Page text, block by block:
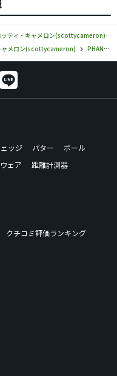
ッティ・キャメロン(scottycameron)
ャメロン(scottycameron) PHANTOM BLACK
ッジ パター
ボール
ェア
距離計測器
クチコミ評価ランキング